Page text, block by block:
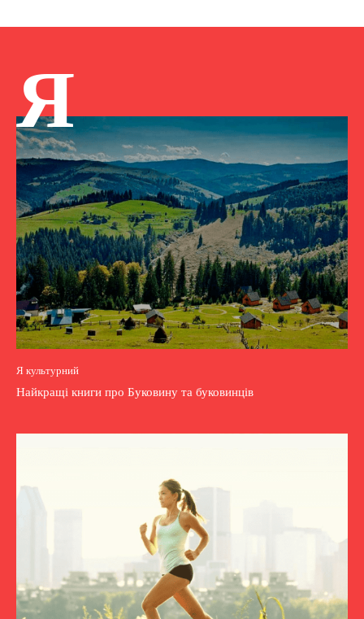
Я
Я культурний
Найкращі книги про Буковину та буковинців